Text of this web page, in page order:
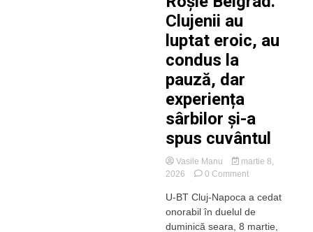
Clujenii au
luptat eroic, au
condus la
pauză, dar
experiența
sârbilor și-a
spus cuvântul
Vasile Manu
martie 8,
2026
0 Commenton
de
baschet
predată
U-BT Cluj-Napoca a cedat
onorabil în duelul de
duminică seara, 8 martie,